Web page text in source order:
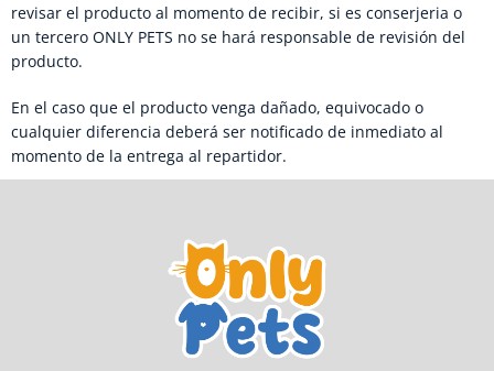
revisar el producto al momento de recibir, si es conserjeria o
un tercero ONLY PETS no se hará responsable de revisión del
producto.
En el caso que el producto venga dañado, equivocado o
cualquier diferencia deberá ser notificado de inmediato al
momento de la entrega al repartidor.